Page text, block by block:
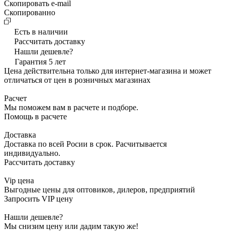
Скопировать e-mail
Cкопированно
Есть в наличии
Рассчитать доставку
Нашли дешевле?
Гарантия 5 лет
Цена действительна только для интернет-магазина и может
отличаться от цен в розничных магазинах
Расчет
Мы поможем вам в расчете и подборе.
Помощь в расчете
Доставка
Доставка по всей Росии в срок. Расчитывается
индивидуально.
Рассчитать доставку
Vip цена
Выгодные цены для оптовиков, дилеров, предприятий
Запросить VIP цену
Нашли дешевле?
Мы снизим цену или дадим такую же!